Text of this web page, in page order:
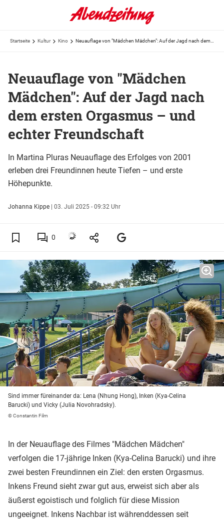
Startseite Kultur Kino
Neuauflage von "Mädchen
Mädchen": Auf der Jagd nach
dem ersten Orgasmus – und
echter Freundschaft
In Martina Pluras Neuauflage des Erfolges von 2001
erleben drei Freundinnen heute Tiefen – und erste
Höhepunkte.
Johanna Kippe | 03. Juli 2025 - 09:32 Uhr
0
Sind immer füreinander da: Lena (Nhung Hong), Inken (Kya-Celina
Barucki) und Vicky (Julia Novohradsky).
© Constantin Film
In der Neuauflage des Filmes "Mädchen Mädchen"
verfolgen die 17-jährige Inken (Kya-Celina Barucki) und ihre
zwei besten Freundinnen ein Ziel: den ersten Orgasmus.
Inkens Freund sieht zwar gut aus, erweist sich aber als
äußerst egoistisch und folglich für diese Mission
ungeeignet. Inkens Nachbar ist währenddessen seit